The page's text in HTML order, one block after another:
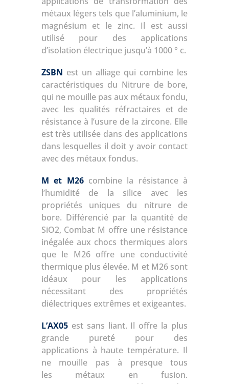
métaux légers tels que l’aluminium, le
magnésium et le zinc. Il est aussi
utilisé pour des applications
d’isolation électrique jusqu’à 1000 ° c.
ZSBN est un alliage qui combine les
caractéristiques du Nitrure de bore,
qui ne mouille pas aux métaux fondu,
avec les qualités réfractaires et de
résistance à l’usure de la zircone. Elle
est très utilisée dans des applications
dans lesquelles il doit y avoir contact
avec des métaux fondus.
M et M26combine la résistance à
l’humidité de la silice avec les
propriétés uniques du nitrure de
bore. Différencié par la quantité de
SiO2, Combat M offre une résistance
inégalée aux chocs thermiques alors
que le M26 offre une conductivité
thermique plus élevée. M et M26 sont
idéaux pour les applications
nécessitant des propriétés
diélectriques extrêmes et exigeantes.
L’AX05est sans liant. Il offre la plus
grande pureté pour des
applications à haute température. Il
ne mouille pas à presque tous
les métaux en fusion.